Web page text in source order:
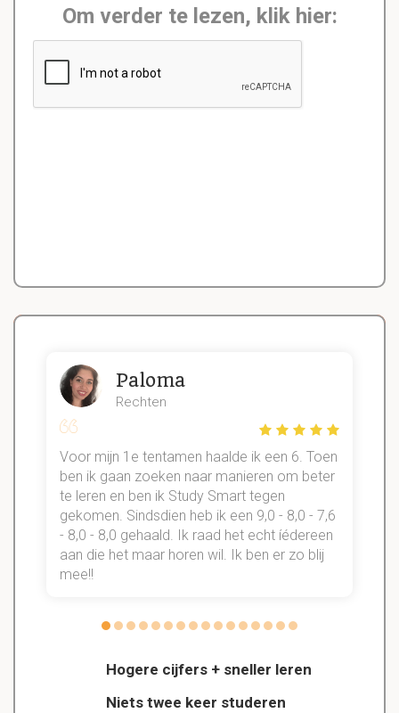
Om verder te lezen, klik hier:
Hogere cijfers + sneller leren
Niets twee keer studeren
Paloma
Rechten
Voor mijn 1e tentamen haalde ik een 6. Toen
ben ik gaan zoeken naar manieren om beter
te leren en ben ik Study Smart tegen
gekomen. Sindsdien heb ik een 9,0 - 8,0 - 7,6
- 8,0 - 8,0 gehaald. Ik raad het echt íédereen
aan die het maar horen wil. Ik ben er zo blij
mee!!